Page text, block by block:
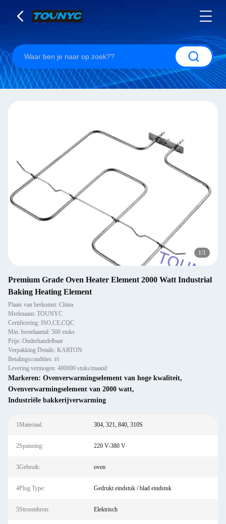
1/1
Premium Grade Oven Heater Element 2000 Watt Industrial
Baking Heating Element
Plaats van herkomst: China
Merknaam: TOUNYC
Certificering: ISO,CE,CQC
Min. bestelaantal: 500 stuks
Prijs: Onderhandelbaar
Verpakking Details: KARTON
Betalingscondities: t/t
Levering vermogen: 400000 stuks/maand
Markeren: Ovenverwarmingselement van hoge kwaliteit,
Ovenverwarmingselement van 2000 watt,
Industriële bakkerijverwarming
1Materiaal: 304, 321, 840, 310S
2Spanning: 220 V-380 V
3Gebruik: oven
4Plug Type: Gedrukt eindstuk / blad eindstuk
5Stroombron: Elektrisch